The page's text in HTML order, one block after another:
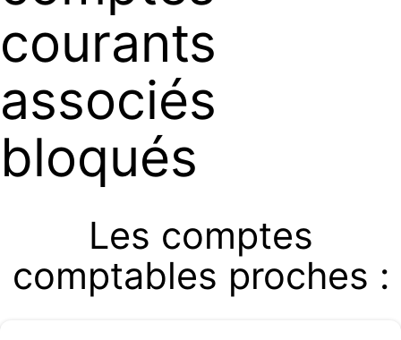
courants
associés
bloqués
Les comptes
comptables proches :